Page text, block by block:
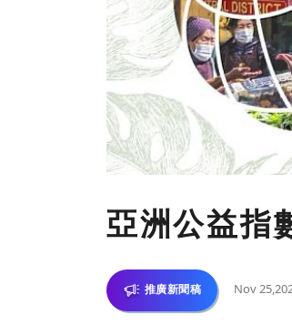
亞洲公益指
推廣新聞稿 Nov